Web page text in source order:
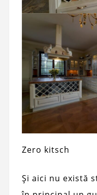
Zero kitsch
Și aici nu există